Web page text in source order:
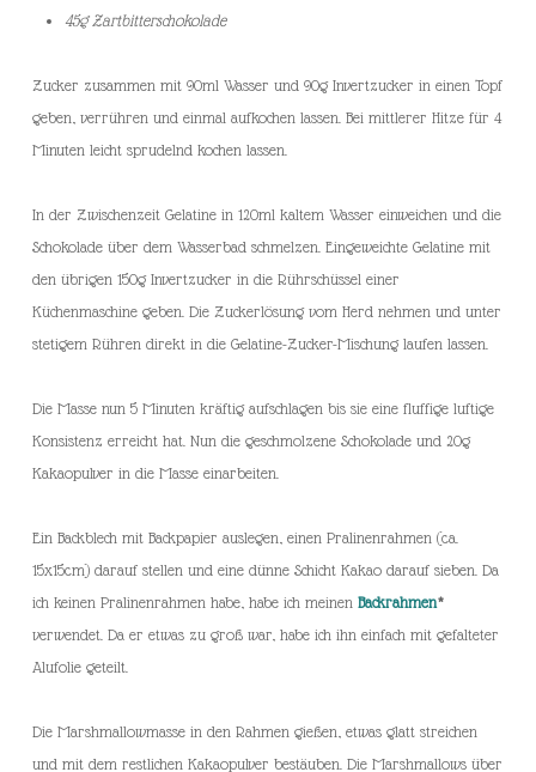
45g Zartbitterschokolade
Zucker zusammen mit 90ml Wasser und 90g Invertzucker in einen Topf
geben, verrühren und einmal aufkochen lassen. Bei mittlerer Hitze für 4
Minuten leicht sprudelnd kochen lassen.
In der Zwischenzeit Gelatine in 120ml kaltem Wasser einweichen und die
Schokolade über dem Wasserbad schmelzen. Eingeweichte Gelatine mit
den übrigen 150g Invertzucker in die Rührschüssel einer
Küchenmaschine geben. Die Zuckerlösung vom Herd nehmen und unter
stetigem Rühren direkt in die Gelatine-Zucker-Mischung laufen lassen.
Die Masse nun 5 Minuten kräftig aufschlagen bis sie eine fluffige luftige
Konsistenz erreicht hat. Nun die geschmolzene Schokolade und 20g
Kakaopulver in die Masse einarbeiten.
Ein Backblech mit Backpapier auslegen, einen Pralinenrahmen (ca.
15x15cm) darauf stellen und eine dünne Schicht Kakao darauf sieben. Da
ich keinen Pralinenrahmen habe, habe ich meinen Backrahmen*
verwendet. Da er etwas zu groß war, habe ich ihn einfach mit gefalteter
Alufolie geteilt.
Die Marshmallowmasse in den Rahmen gießen, etwas glatt streichen
und mit dem restlichen Kakaopulver bestäuben. Die Marshmallows über